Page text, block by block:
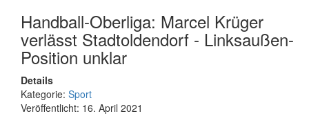
Handball-Oberliga: Marcel Krüger
verlässt Stadtoldendorf - Linksaußen-
Position unklar
Details
Kategorie: Sport
Veröffentlicht: 16. April 2021